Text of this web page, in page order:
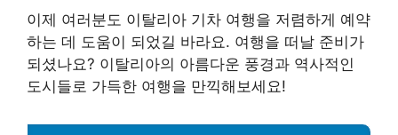
이제 여러분도 이탈리아 기차 여행을 저렴하게 예약
하는 데 도움이 되었길 바라요. 여행을 떠날 준비가
되셨나요? 이탈리아의 아름다운 풍경과 역사적인
도시들로 가득한 여행을 만끽해보세요!